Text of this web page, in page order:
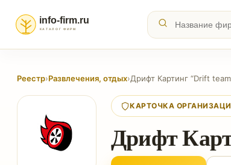
Реестр›Развлечения, отдых›Дрифт Картинг “Drift
КАРТОЧКА
Дрифт